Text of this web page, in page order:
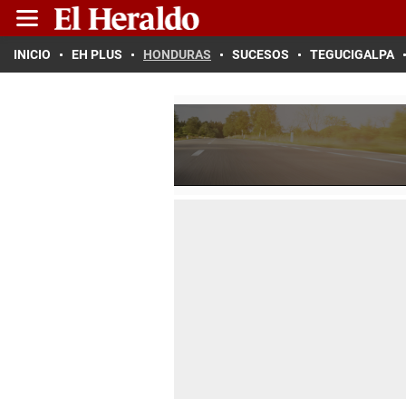
INICIO EH PLUS HONDURAS SUCESOS TEGUCIGALPA